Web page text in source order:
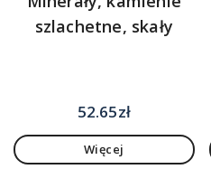
szlachetne, skały
52.65zł
Więcej